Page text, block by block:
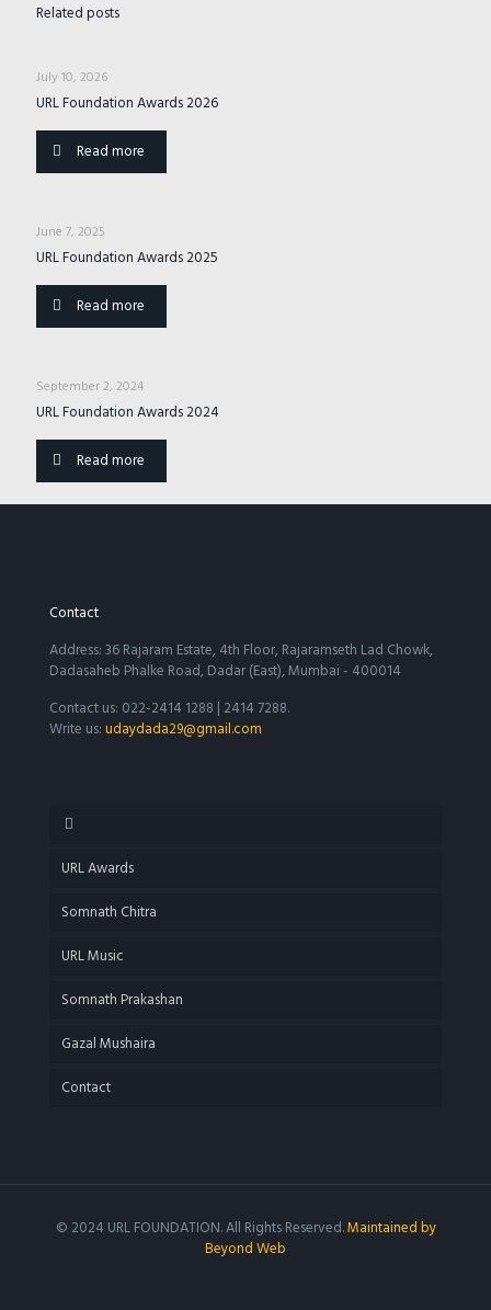
Related posts
July 10, 2026
URL Foundation Awards 2026
Read more
June 7, 2025
URL Foundation Awards 2025
Read more
September 2, 2024
URL Foundation Awards 2024
Read more
Contact
Address: 36 Rajaram Estate, 4th Floor, Rajaramseth Lad Chowk,
Dadasaheb Phalke Road, Dadar (East), Mumbai - 400014
Contact us: 022-2414 1288 | 2414 7288.
Write us:udaydada29@gmail.com
URL Awards
Somnath Chitra
URL Music
Somnath Prakashan
Gazal Mushaira
Contact
© 2024 URL FOUNDATION. All Rights Reserved.Maintained by
Beyond Web